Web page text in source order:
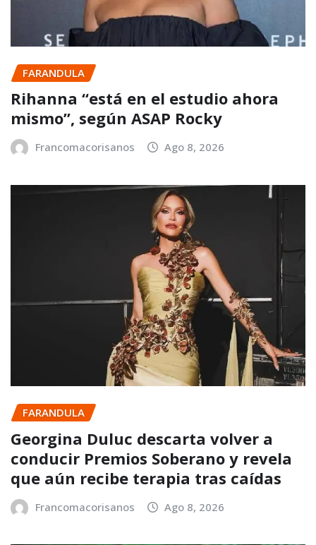
FARANDULA
Rihanna “está en el estudio ahora
mismo”, según ASAP Rocky
Francomacorisanos Ago 8, 2026
FARANDULA
Georgina Duluc descarta volver a
conducir Premios Soberano y revela
que aún recibe terapia tras caídas
Francomacorisanos Ago 8, 2026